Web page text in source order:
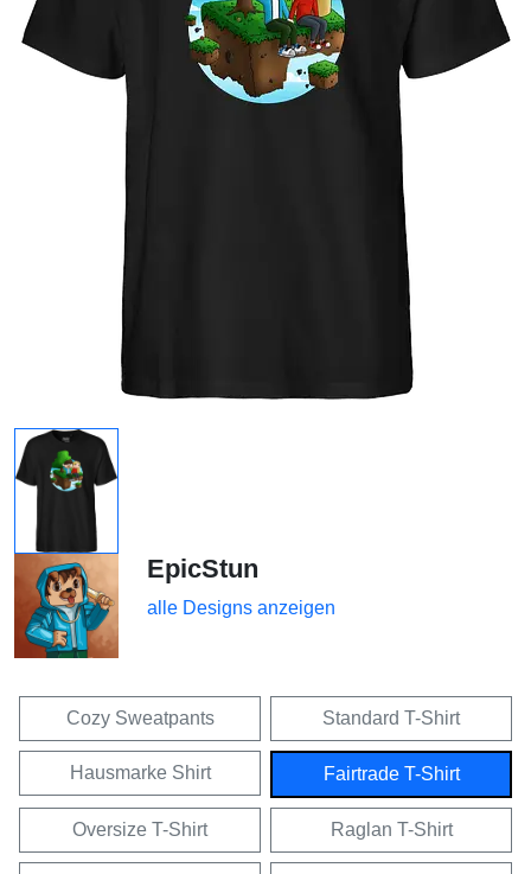
EpicStun
alle Designs anzeigen
Cozy Sweatpants Standard T-Shirt
Hausmarke Shirt Fairtrade T-Shirt
Oversize T-Shirt Raglan T-Shirt